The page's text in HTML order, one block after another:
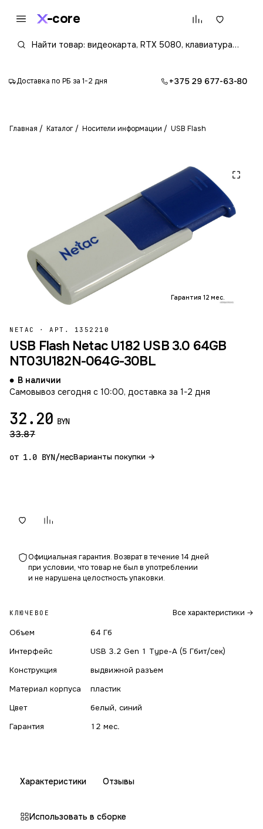
core
Доставка по РБ за 1-2 дня +375 29 677-63-80
Главная Каталог Носители информации USB Flash
Гарантия 12 мес.
NETAC · АРТ. 1352210
USB Flash Netac U182 USB 3.0 64GB
NT03U182N-064G-30BL
В наличии
Самовывоз сегодня с 10:00, доставка за 1-2 дня
32.20 BYN
33.87
от 1.0 BYN/месВарианты покупки →
Официальная гарантия. Возврат в течение 14 дней
при условии, что товар не был в употреблении
и не нарушена целостность упаковки.
КЛЮЧЕВОЕ Все характеристики →
Объем
64 Гб
Интерфейс
USB 3.2 Gen 1 Type-A (5 Гбит/сек)
Конструкция
выдвижной разъем
Материал корпуса
пластик
Цвет
белый, синий
Гарантия
12 мес.
Характеристики Отзывы
Использовать в сборке